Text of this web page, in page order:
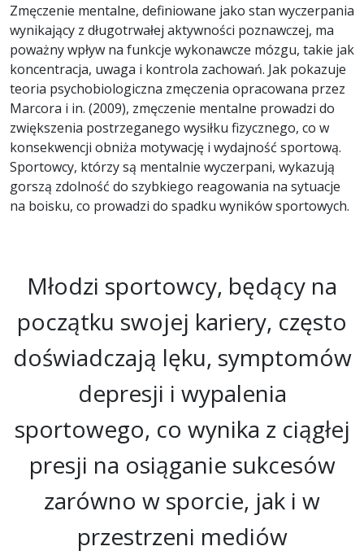
Zmęczenie mentalne, definiowane jako stan wyczerpania
wynikający z długotrwałej aktywności poznawczej, ma
poważny wpływ na funkcje wykonawcze mózgu, takie jak
koncentracja, uwaga i kontrola zachowań. Jak pokazuje
teoria psychobiologiczna zmęczenia opracowana przez
Marcora i in. (2009), zmęczenie mentalne prowadzi do
zwiększenia postrzeganego wysiłku fizycznego, co w
konsekwencji obniża motywację i wydajność sportową.
Sportowcy, którzy są mentalnie wyczerpani, wykazują
gorszą zdolność do szybkiego reagowania na sytuacje
na boisku, co prowadzi do spadku wyników sportowych.
Młodzi sportowcy, będący na
początku swojej kariery, często
doświadczają lęku, symptomów
depresji i wypalenia
sportowego, co wynika z ciągłej
presji na osiąganie sukcesów
zarówno w sporcie, jak i w
przestrzeni mediów